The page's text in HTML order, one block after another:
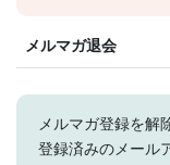
メルマガ退会
メルマガ登録を解
登録済みのメール